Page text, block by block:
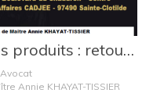
Conformité et sécurité des produits : retour sur une formation consacrée à la maîtrise des risques
Annie KHAYAT-TISSIER